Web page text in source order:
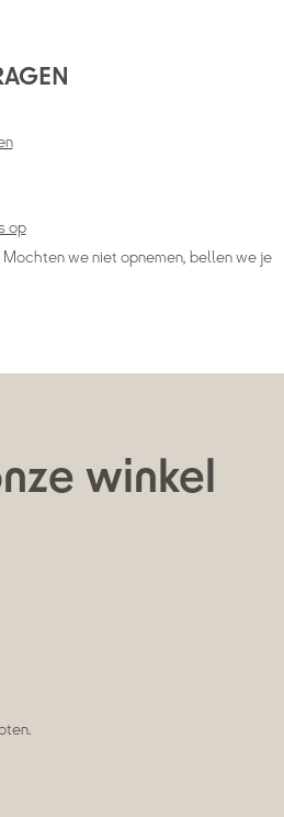
op
we niet opnemen, bellen we je
winkel